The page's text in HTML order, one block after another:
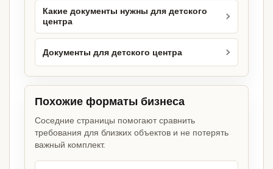
Какие документы нужны для детского
центра
Документы для детского центра
Похожие форматы бизнеса
Соседние страницы помогают сравнить
требования для близких объектов и не потерять
важный комплект.